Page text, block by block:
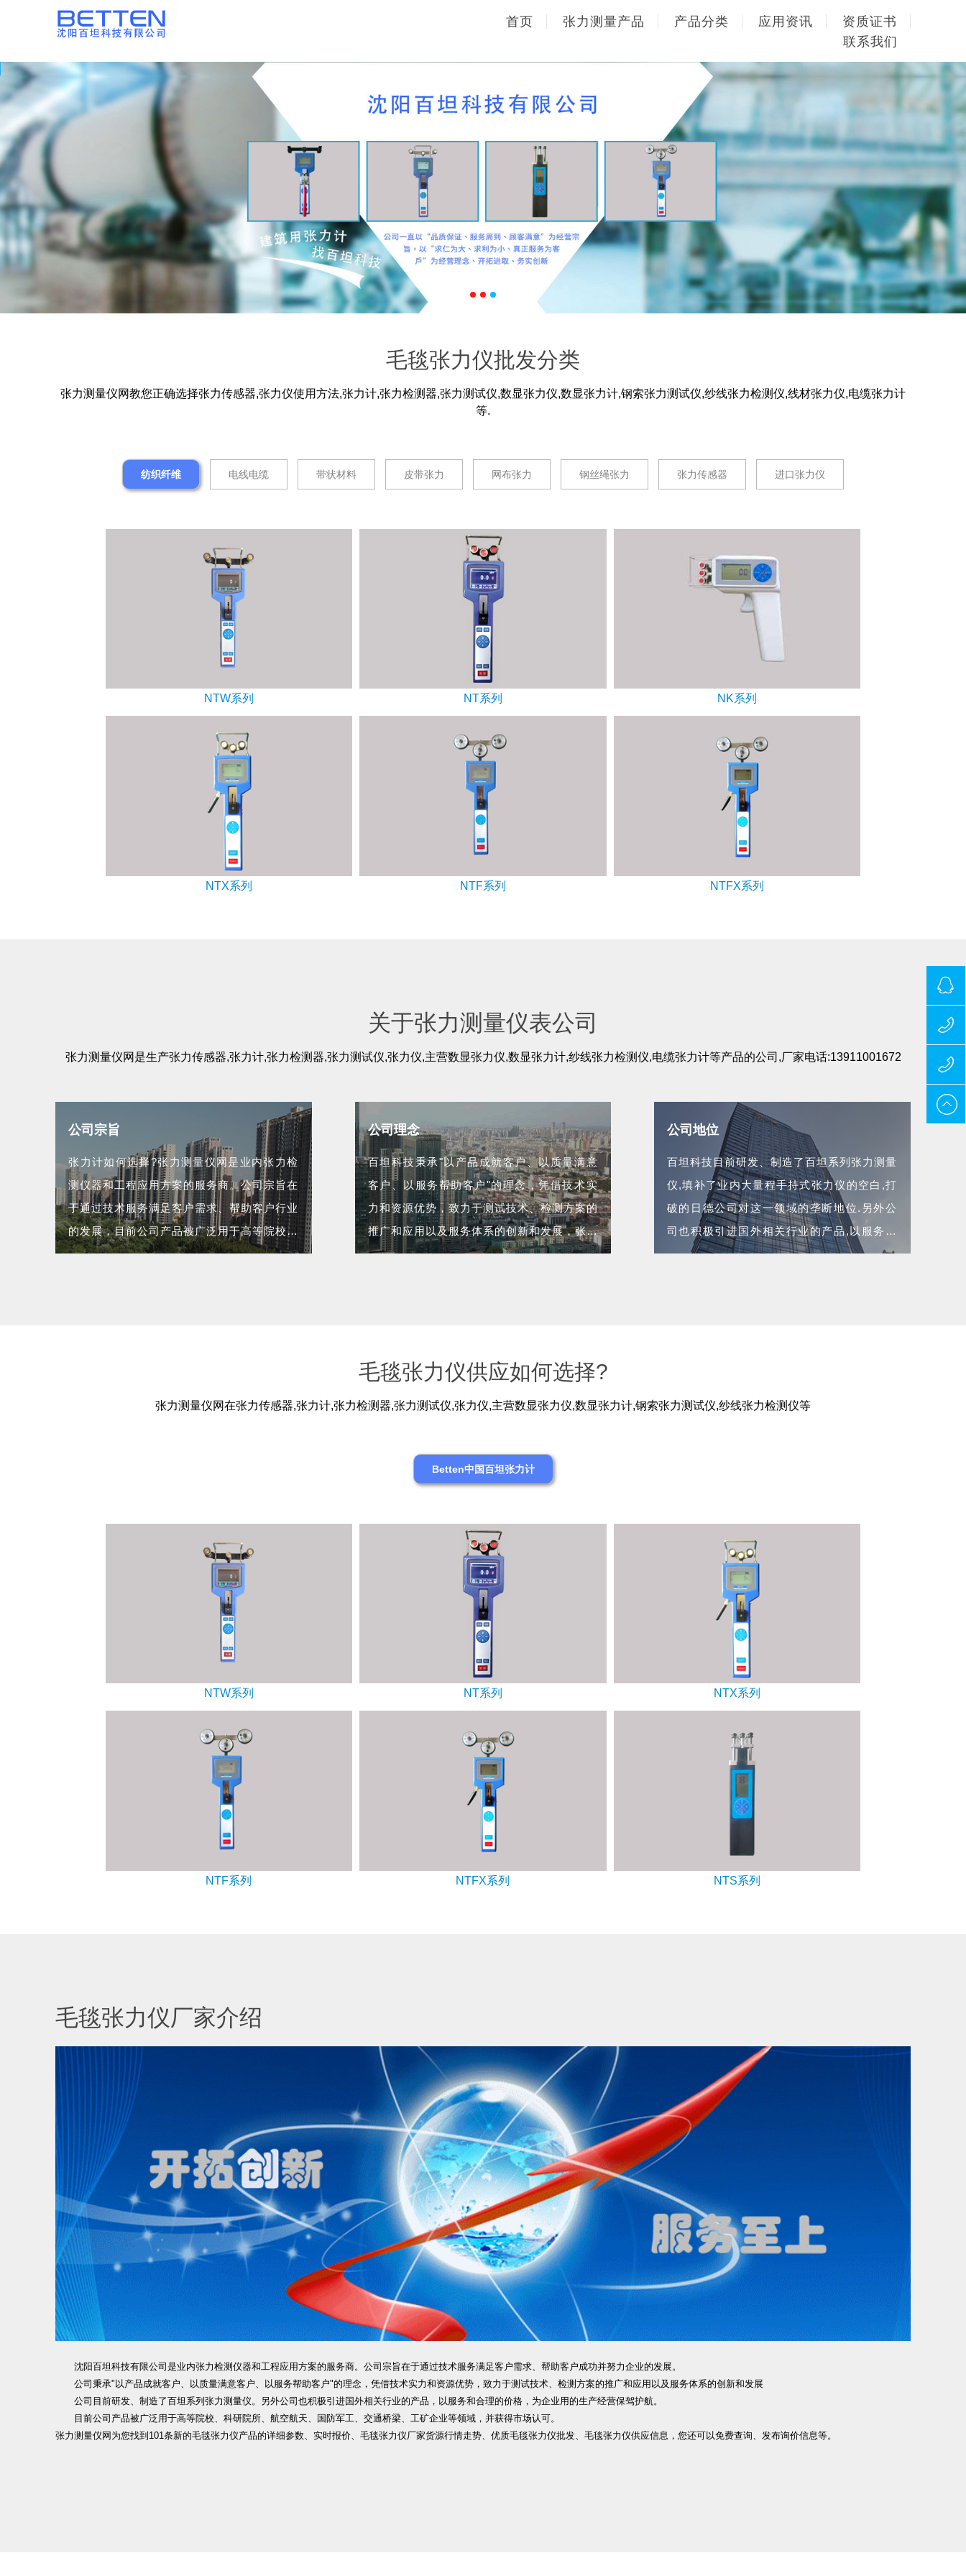
首页 张力测量产品 产品分类 应用资讯
资质证书
联系我们
毛毯张力仪批发分类
张力测量仪网教您正确选择张力传感器,张力仪使用方法,张力计,张力检测器,张力测试仪,数显张力仪,数显张力计,钢索张力测试仪,纱线张力检测仪,线材张力仪,电缆张力计
等.
纺织纤维 电线电缆 带状材料 皮带张力 网布张力 钢丝绳张力 张力传感器 进口张力仪
NTW系列 NT系列 NK系列
NTX系列 NTF系列 NTFX系列
关于张力测量仪表公司
张力测量仪网是生产张力传感器,张力计,张力检测器,张力测试仪,张力仪,主营数显张力仪,数显张力计,纱线张力检测仪,电缆张力计等产品的公司,厂家电话:13911001672
公司宗旨
张力计如何选择?张力测量仪网是业内张力检
测仪器和工程应用方案的服务商。公司宗旨在
于通过技术服务满足客户需求、帮助客户行业
的发展，目前公司产品被广泛用于高等院校、
科研院所、航空航天等领域...
公司理念
百坦科技秉承"以产品成就客户、以质量满意
客户、以服务帮助客户"的理念，凭借技术实
力和资源优势，致力于测试技术、检测方案的
推广和应用以及服务体系的创新和发展，张力
计如何使用...
公司地位
百坦科技目前研发、制造了百坦系列张力测量
仪,填补了业内大量程手持式张力仪的空白,打
破的日德公司对这一领域的垄断地位.另外公
司也积极引进国外相关行业的产品,以服务和
合理的价格,为企业用的生产经营保驾护航...
毛毯张力仪供应如何选择?
张力测量仪网在张力传感器,张力计,张力检测器,张力测试仪,张力仪,主营数显张力仪,数显张力计,钢索张力测试仪,纱线张力检测仪等
Betten中国百坦张力计
NTW系列 NT系列 NTX系列
NTF系列 NTFX系列 NTS系列
毛毯张力仪厂家介绍
沈阳百坦科技有限公司是业内张力检测仪器和工程应用方案的服务商。公司宗旨在于通过技术服务满足客户需求、帮助客户成功并努力企业的发展。
公司秉承"以产品成就客户、以质量满意客户、以服务帮助客户"的理念，凭借技术实力和资源优势，致力于测试技术、检测方案的推广和应用以及服务体系的创新和发展
公司目前研发、制造了百坦系列张力测量仪。另外公司也积极引进国外相关行业的产品，以服务和合理的价格，为企业用的生产经营保驾护航。
目前公司产品被广泛用于高等院校、科研院所、航空航天、国防军工、交通桥梁、工矿企业等领域，并获得市场认可。
张力测量仪网为您找到101条新的毛毯张力仪产品的详细参数、实时报价、毛毯张力仪厂家货源行情走势、优质毛毯张力仪批发、毛毯张力仪供应信息，您还可以免费查询、发布询价信息等。
3233149
024-